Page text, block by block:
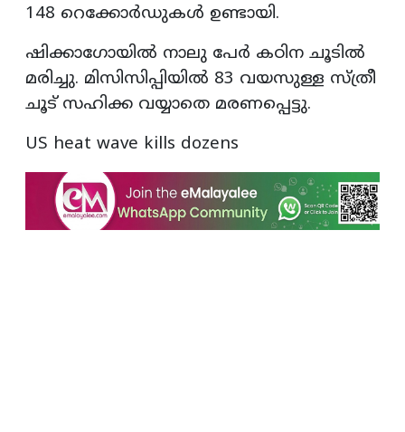
148 റെക്കോർഡുകൾ ഉണ്ടായി.
ഷിക്കാഗോയിൽ നാലു പേർ കഠിന ചൂടിൽ
മരിച്ചു. മിസിസിപ്പിയിൽ 83 വയസുള്ള സ്ത്രീ
ചൂട് സഹിക്ക വയ്യാതെ മരണപ്പെട്ടു.
US heat wave kills dozens